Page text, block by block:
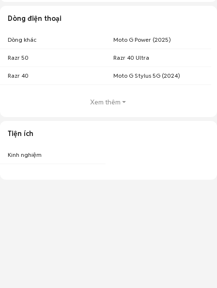
Dòng điện thoại
Dòng khác Moto G Power (2025)
Razr 50 Razr 40 Ultra
Razr 40 Moto G Stylus 5G (2024)
Xem thêm
Tiện ích
Kinh nghiệm